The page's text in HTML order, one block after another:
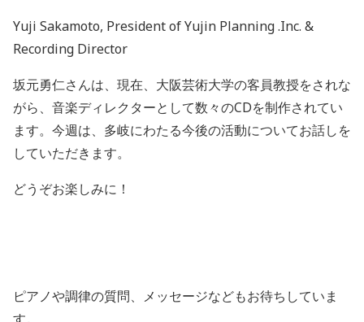
Yuji Sakamoto, President of Yujin Planning .Inc. &
Recording Director
坂元勇仁さんは、現在、大阪芸術大学の客員教授をされな
がら、音楽ディレクターとして数々のCDを制作されてい
ます。今週は、多岐にわたる今後の活動についてお話しを
していただきます。
どうぞお楽しみに！
ピアノや調律の質問、メッセージなどもお待ちしていま